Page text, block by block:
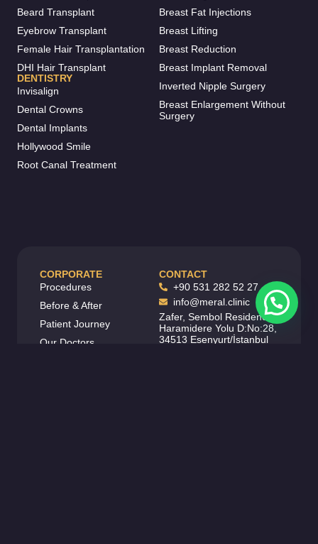
Beard Transplant
Eyebrow Transplant
Female Hair Transplantation
DHI Hair Transplant
DENTISTRY
Invisalign
Dental Crowns
Dental Implants
Hollywood Smile
Root Canal Treatment
Breast Fat Injections
Breast Lifting
Breast Reduction
Breast Implant Removal
Inverted Nipple Surgery
Breast Enlargement Without
Surgery
CORPORATE
Procedures
Before & After
Patient Journey
Our Doctors
CONTACT
+90 531 282 52 27
info@meral.clinic
Zafer, Sembol Residence,
Haramidere Yolu D:No:28,
34513 Esenyurt/İstanbul